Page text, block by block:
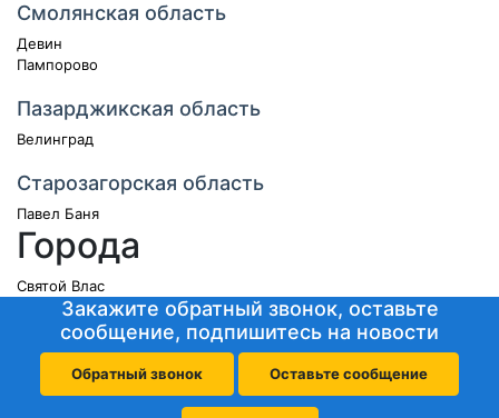
Смолянская область
Девин
Пампорово
Пазарджикская область
Велинград
Старозагорская область
Павел Баня
Города
Святой Влас
Закажите обратный звонок, оставьте
сообщение, подпишитесь на новости
Обратный звонок Оставьте сообщение